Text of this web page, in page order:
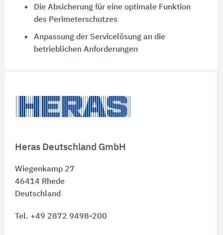
Heras Deutschland GmbH
Wiegenkamp 27
46414 Rhede
Deutschland
Tel. +49 2872 9498-200
Die Absicherung für eine optimale Funktion
des Perimeterschutzes
Anpassung der Servicelösung an die
betrieblichen Anforderungen
Schnelleinstiege